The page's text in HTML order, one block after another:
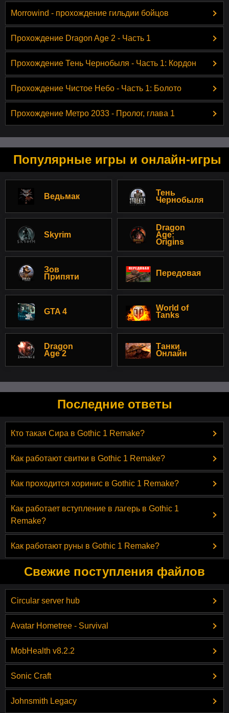
Morrowind - прохождение гильдии бойцов
Прохождение Dragon Age 2 - Часть 1
Прохождение Тень Чернобыля - Часть 1: Кордон
Прохождение Чистое Небо - Часть 1: Болото
Прохождение Метро 2033 - Пролог, глава 1
Популярные игры и онлайн-игры
Ведьмак
Тень
Чернобыля
Skyrim
Dragon
Age:
Origins
Зов
Припяти
Передовая
GTA 4
World of
Tanks
Dragon
Age 2
Танки
Онлайн
Последние ответы
Кто такая Сира в Gothic 1 Remake?
Как работают свитки в Gothic 1 Remake?
Как проходится хоринис в Gothic 1 Remake?
Как работает вступление в лагерь в Gothic 1
Remake?
Как работают руны в Gothic 1 Remake?
Свежие поступления файлов
Circular server hub
Avatar Hometree - Survival
MobHealth v8.2.2
Sonic Craft
Johnsmith Legacy